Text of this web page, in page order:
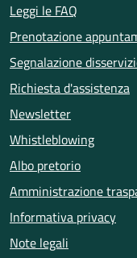
Leggi le FAQ
Prenotazione
Segnalazione
Richiesta d'assistenza
Newsletter
Whistleblowing
Albo pretorio
Amministrazione
Informativa privacy
Note legali